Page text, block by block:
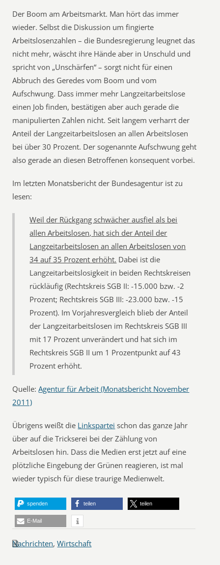
Der Boom am Arbeitsmarkt. Man hört das immer
wieder. Selbst die Diskussion um fingierte
Arbeitslosenzahlen – die Bundesregierung leugnet das
nicht mehr, wäscht ihre Hände aber in Unschuld und
spricht von „Unschärfen“ – sorgt nicht für einen
Abbruch des Geredes vom Boom und vom
Aufschwung. Dass immer mehr Langzeitarbeitslose
einen Job finden, bestätigen aber auch gerade die
manipulierten Zahlen nicht. Seit langem verharrt der
Anteil der Langzeitarbeitslosen an allen Arbeitslosen
bei über 30 Prozent. Der sogenannte Aufschwung geht
also gerade an diesen Betroffenen konsequent vorbei.
Im letzten Monatsbericht der Bundesagentur ist zu
lesen:
Weil der Rückgang schwächer ausfiel als bei
allen Arbeitslosen, hat sich der Anteil der
Langzeitarbeitslosen an allen Arbeitslosen von
34 auf 35 Prozent erhöht. Dabei ist die
Langzeitarbeitslosigkeit in beiden Rechtskreisen
rückläufig (Rechtskreis SGB II: -15.000 bzw. -2
Prozent; Rechtskreis SGB III: -23.000 bzw. -15
Prozent). Im Vorjahresvergleich blieb der Anteil
der Langzeitarbeitslosen im Rechtskreis SGB III
mit 17 Prozent unverändert und hat sich im
Rechtskreis SGB II um 1 Prozentpunkt auf 43
Prozent erhöht.
Quelle:Agentur für Arbeit (Monatsbericht November
2011)
Übrigens weißt die Linkspartei schon das ganze Jahr
über auf die Trickserei bei der Zählung von
Arbeitslosen hin. Dass die Medien erst jetzt auf eine
plötzliche Eingebung der Grünen reagieren, ist mal
wieder typisch für diese traurige Medienwelt.
spenden teilen teilen
E-Mail
Nachrichten,Wirtschaft